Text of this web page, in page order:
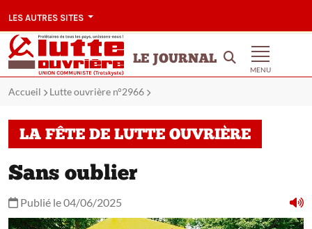
LES AUTRES SITES
LE JOURNAL
MENU
Accueil Lutte ouvrière n°2966
LA FÊTE DE LUTTE OUVRIÈRE
Sans oublier
Publié le 04/06/2025